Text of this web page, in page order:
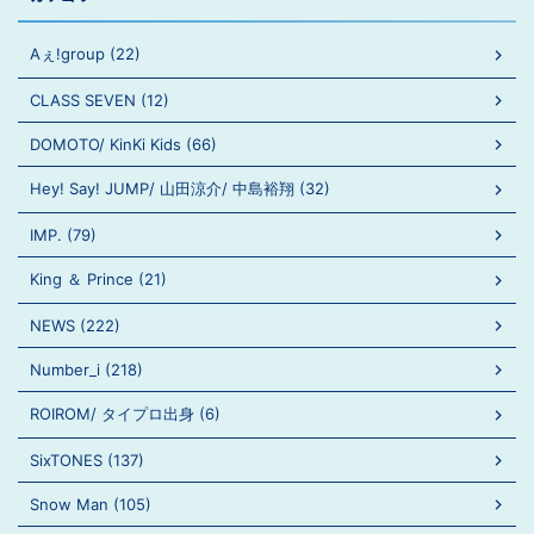
Aぇ!group (22)
CLASS SEVEN (12)
DOMOTO/ KinKi Kids (66)
Hey! Say! JUMP/ 山田涼介/ 中島裕翔 (32)
IMP. (79)
King ＆ Prince (21)
NEWS (222)
Number_i (218)
ROIROM/ タイプロ出身 (6)
SixTONES (137)
Snow Man (105)